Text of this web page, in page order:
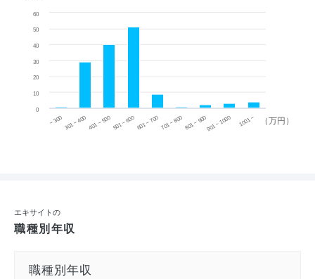
（万円）
~ 300 301 ~ 400 401 ~ 500501 ~ 600601 ~ 700701 ~ 800801 ~ 900901 ~ 1000 1001 ~
0
10
20
30
40
50
60
エキサイトの
職種別年収
職種別年収